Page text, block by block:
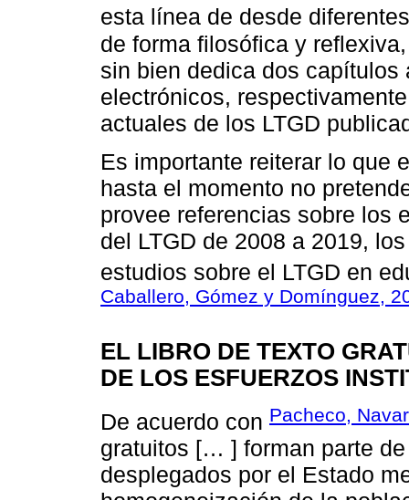
esta línea de desde
de forma filosófica y
sin bien dedica dos
electrónicos,
actuales de los LTGD
Es importante reiterar lo que
hasta el momento no
provee referencias sobre los
del LTGD de 2008 a 2019,
estudios sobre el LTGD en
Caballero, Gómez y Domínguez,
EL LIBRO DE TEXTO
DE LOS ESFUERZOS
De acuerdo con Pacheco,
gratuitos [… ] forman parte
desplegados por el Estado